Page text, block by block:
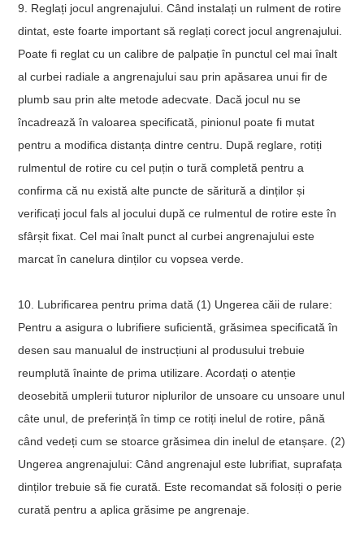
9. Reglați jocul angrenajului. Când instalați un rulment de rotire
dintat, este foarte important să reglați corect jocul angrenajului.
Poate fi reglat cu un calibre de palpație în punctul cel mai înalt
al curbei radiale a angrenajului sau prin apăsarea unui fir de
plumb sau prin alte metode adecvate. Dacă jocul nu se
încadrează în valoarea specificată, pinionul poate fi mutat
pentru a modifica distanța dintre centru. După reglare, rotiți
rulmentul de rotire cu cel puțin o tură completă pentru a
confirma că nu există alte puncte de săritură a dinților și
verificați jocul fals al jocului după ce rulmentul de rotire este în
sfârșit fixat. Cel mai înalt punct al curbei angrenajului este
marcat în canelura dinților cu vopsea verde.
10. Lubrificarea pentru prima dată (1) Ungerea căii de rulare:
Pentru a asigura o lubrifiere suficientă, grăsimea specificată în
desen sau manualul de instrucțiuni al produsului trebuie
reumplută înainte de prima utilizare. Acordați o atenție
deosebită umplerii tuturor niplurilor de unsoare cu unsoare unul
câte unul, de preferință în timp ce rotiți inelul de rotire, până
când vedeți cum se stoarce grăsimea din inelul de etanșare. (2)
Ungerea angrenajului: Când angrenajul este lubrifiat, suprafața
dinților trebuie să fie curată. Este recomandat să folosiți o perie
curată pentru a aplica grăsime pe angrenaje.